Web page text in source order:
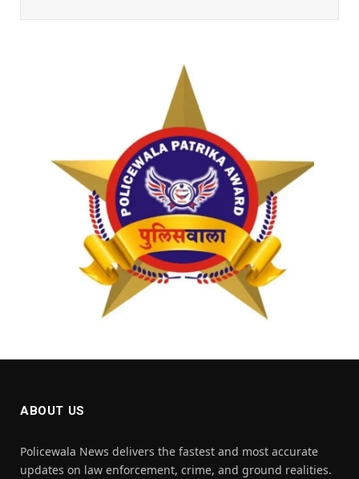
ABOUT US
Policewala News delivers the fastest and most accurate
updates on law enforcement, crime, and ground realities.